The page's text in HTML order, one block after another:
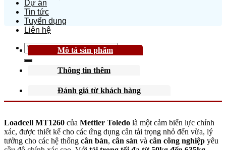
Dự án
Tin tức
Tuyển dụng
Liên hệ
Search
for:
Mô tả sản phẩm
Thông tin thêm
Đánh giá từ khách hàng
Loadcell MT1260 của Mettler Toledo là một cảm biến lực chính
xác, được thiết kế cho các ứng dụng cân tải trọng nhỏ đến vừa, lý
tưởng cho các hệ thống cân bàn, cân sàn và cân công nghiệp yêu